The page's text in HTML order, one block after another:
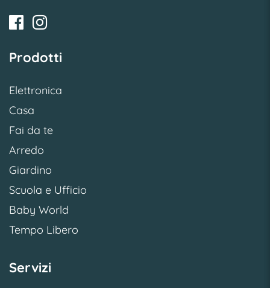
Prodotti
Elettronica
Casa
Fai da te
Arredo
Giardino
Scuola e Ufficio
Baby World
Tempo Libero
Servizi